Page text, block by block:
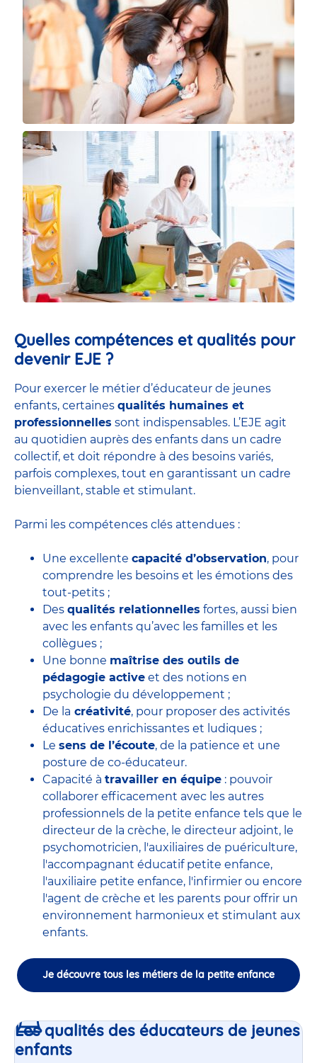
Quelles compétences et qualités pour
devenir EJE ?
Pour exercer le métier d’éducateur de jeunes
enfants, certaines qualités humaines et
professionnelles sont indispensables. L’EJE agit
au quotidien auprès des enfants dans un cadre
collectif, et doit répondre à des besoins variés,
parfois complexes, tout en garantissant un cadre
bienveillant, stable et stimulant.
Parmi les compétences clés attendues :
Une excellente capacité d’observation, pour
comprendre les besoins et les émotions des
tout-petits ;
Des qualités relationnelles fortes, aussi bien
avec les enfants qu’avec les familles et les
collègues ;
Une bonne maîtrise des outils de
pédagogie active et des notions en
psychologie du développement ;
De la créativité, pour proposer des activités
éducatives enrichissantes et ludiques ;
Le sens de l’écoute, de la patience et une
posture de co-éducateur.
Capacité à travailler en équipe : pouvoir
collaborer efficacement avec les autres
professionnels de la petite enfance tels que le
directeur de la crèche, le directeur adjoint, le
psychomotricien, l'auxiliaires de puériculture,
l'accompagnant éducatif petite enfance,
l'auxiliaire petite enfance, l'infirmier ou encore
l'agent de crèche et les parents pour offrir un
environnement harmonieux et stimulant aux
enfants.
Je découvre tous les métiers de la petite enfance
Les qualités des éducateurs de jeunes
enfants